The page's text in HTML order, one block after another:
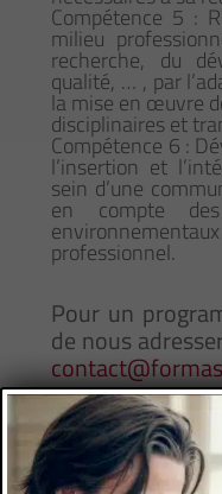
Compétence 5 :
milieu
recherche, du
qualité, … , par
la mise en œuvre
disciplinaires et
Compétence 6 :
l’insertion et
sein d’une
en compte
professionnel.
Pour un
de nous
Autres parcours
parcours
parcours